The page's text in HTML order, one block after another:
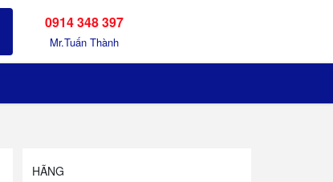
0914 348 397
Mr.Tuấn Thành
HÃNG